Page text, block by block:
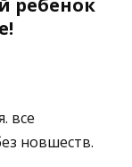
все
новшеств.